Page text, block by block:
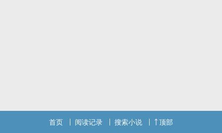
首页 阅读记录 搜索小说 顶部